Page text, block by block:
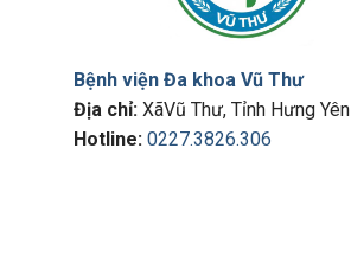
Bệnh viện Đa khoa Vũ Thư
Địa chỉ: XãVũ Thư, Tỉnh Hưng Yên
Hotline: 0227.3826.306